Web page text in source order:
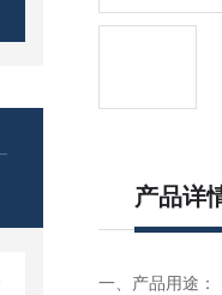
产品详
一、产品用途：